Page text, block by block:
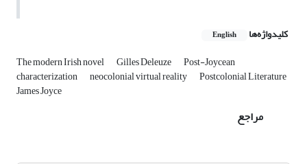
کلیدواژه‌ها English
The modern Irish novel Gilles Deleuze Post-Joycean
characterization neocolonial virtual reality Postcolonial Literature
James Joyce
مراجع